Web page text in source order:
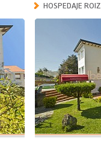
HOSPEDAJE ROIZ